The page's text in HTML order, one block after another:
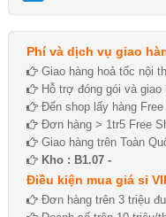
Phí và dịch vụ giao
Giao hàng hoả tốc nội
Hỗ trợ đóng gói và giao
Đến shop lấy hàng Free
Đơn hàng > 1tr5 Free
Giao hàng trên Toàn
Kho : B1.07 -
Điều kiện mua giá sỉ
Đơn hàng trên 3 triệu